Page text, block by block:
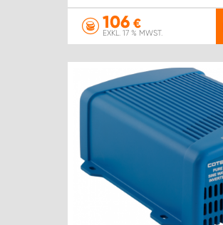
106 €
EXKL. 17 % MWST.